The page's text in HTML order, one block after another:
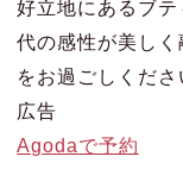
好立地にあるブ
代の感性が美し
をお過ごしくださ
広告
Agodaで予約